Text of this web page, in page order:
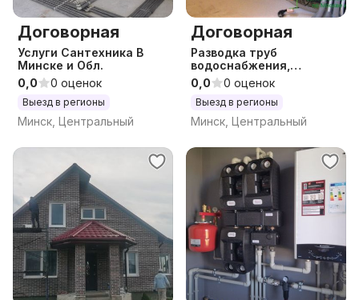
Договорная
Услуги Сантехника В
Минске и Обл.
0,0
0 оценок
Выезд в регионы
Минск, Центральный
Договорная
Разводка труб
водоснабжения,
отопления.
0,0 0 оценок
Выезд в регионы
Минск, Центральный